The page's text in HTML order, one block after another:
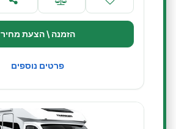
הזמנה \ הצעת מחיר
פרטים נוספים